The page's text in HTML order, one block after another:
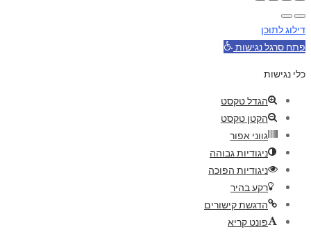
דילוג לתוכן
פתח סרגל נגישות
כלי נגישות
הגדל טקסט
הקטן טקסט
גווני אפור
ניגודיות גבוהה
ניגודיות הפוכה
רקע בהיר
הדגשת קישורים
פונט קריא